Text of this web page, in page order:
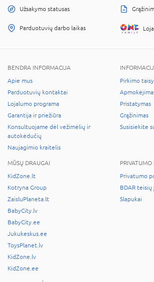
Užsakymo statusas
Parduotuvių darbo laikas
BENDRA INFORMACIJA
Apie mus
Parduotuvių kontaktai
Lojalumo programa
Garantija ir priežiūra
Konsultuojame dėl vežimėlių ir
autokėdučių
Naujagimio kraitelis
Pirkimo
Pristatymas
Grąžinimas
Susisiekite
MŪSŲ DRAUGAI
KidZone.lt
Kotryna Group
ZaisluPlaneta.lt
BabyCity.lv
BabyCity.ee
Jukukeskus.ee
ToysPlanet.lv
KidZone.lv
KidZone.ee
PRIVATUMO
Privatumo
BDAR
Slapukai